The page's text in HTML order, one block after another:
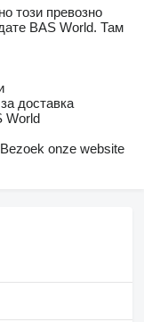
този превозно
BAS World. Там
доставка
World
onze website